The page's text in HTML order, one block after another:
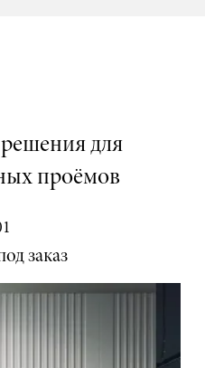
для
проёмов
заказ